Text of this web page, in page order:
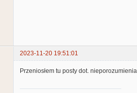
2023-11-20 19:51:01
Przeniosłem tu posty dot. nieporozumienia.